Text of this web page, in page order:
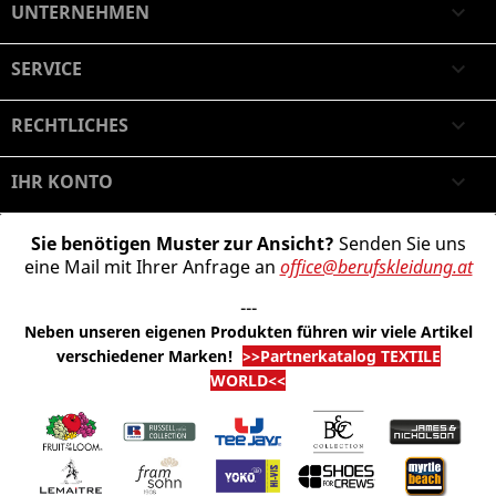
UNTERNEHMEN 
SERVICE 
RECHTLICHES 
IHR KONTO 
Sie benötigen Muster zur Ansicht? Senden Sie uns
eine Mail mit Ihrer Anfrage an office@berufskleidung.at
---
Neben unseren eigenen Produkten führen wir viele Artikel
verschiedener Marken! >>Partnerkatalog TEXTILE
WORLD<<